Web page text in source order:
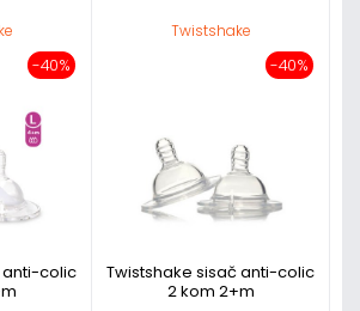
-40%
anti-colic
Twistshake
-40%
Twistshake sisač anti-colic
2 kom 2+m